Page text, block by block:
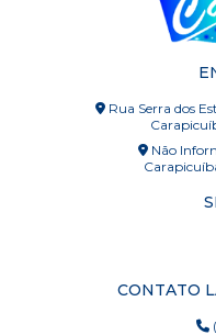
Rua Serra dos
Não
CONTATO